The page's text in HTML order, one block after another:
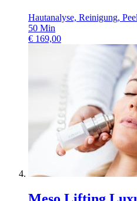
Hautanalyse, Reinigung,
50 Min
€ 169,00